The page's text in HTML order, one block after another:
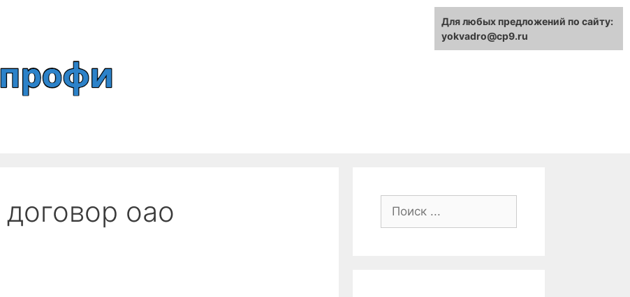
оао
Поиск:
Для любых предложений по сайту:
yokvadro@cp9.ru